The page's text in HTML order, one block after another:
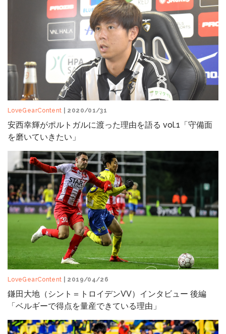
LoveGearContent | 2020/01/31
安西幸輝がポルトガルに渡った理由を語る vol.1「守備面
を磨いていきたい」
LoveGearContent | 2019/04/26
鎌田大地（シント＝トロイデンVV）インタビュー 後編
「ベルギーで得点を量産できている理由」